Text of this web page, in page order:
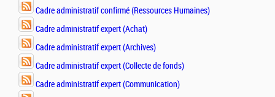
Cadre administratif confirmé (Ressources Humaines)
Cadre administratif expert (Achat)
Cadre administratif expert (Archives)
Cadre administratif expert (Collecte de fonds)
Cadre administratif expert (Communication)